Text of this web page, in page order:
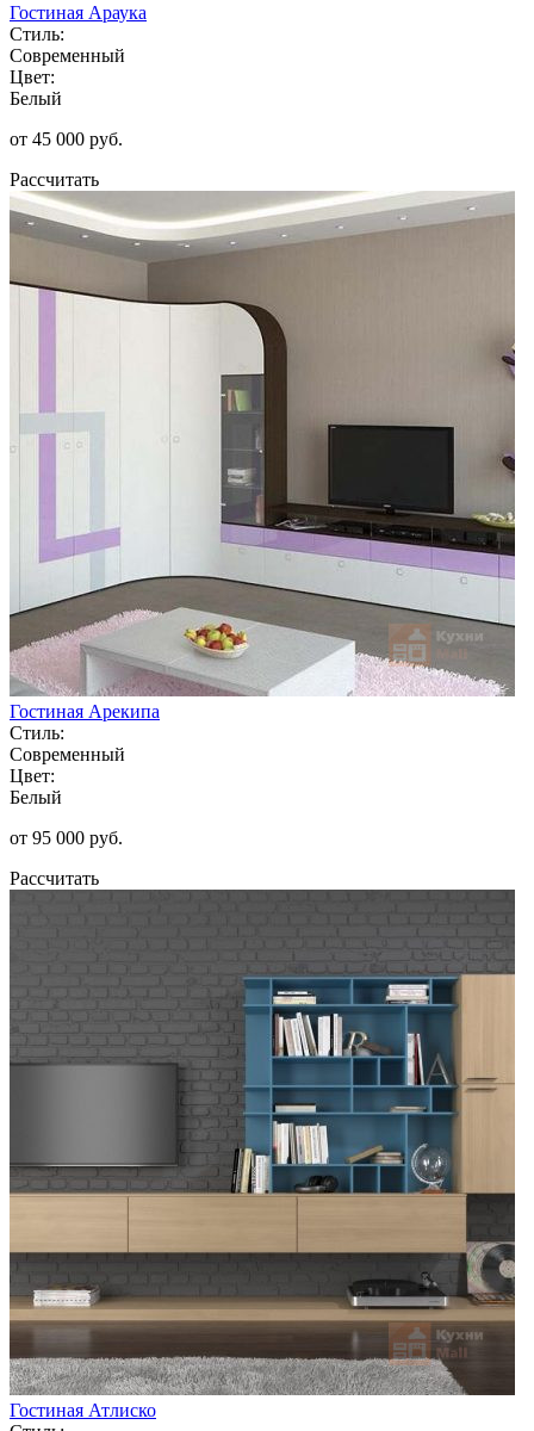
Гостиная Араука
Стиль:
Современный
Цвет:
Белый
от 45 000 руб.
Рассчитать
Гостиная Арекипа
Стиль:
Современный
Цвет:
Белый
от 95 000 руб.
Рассчитать
Гостиная Атлиско